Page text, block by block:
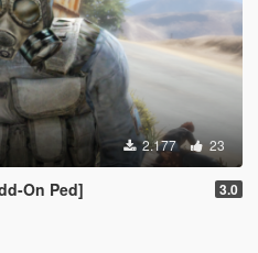
2.177 23
On Ped] 3.0